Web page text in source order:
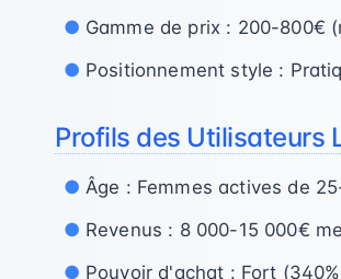
Gamme de prix : 200-800€
Positionnement style :
Profils des Utilisateurs
Âge : Femmes actives de
Revenus : 8 000-15 000€
Pouvoir d'achat : Fort